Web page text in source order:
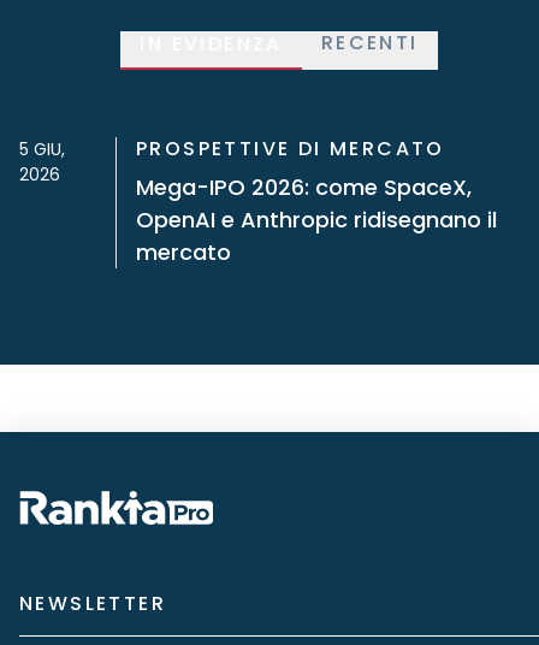
RECENTI
5 GIU,
2026
PROSPETTIVE DI MERCATO
Mega-IPO 2026: come SpaceX,
OpenAI e Anthropic ridisegnano il
mercato
NEWSLETTER